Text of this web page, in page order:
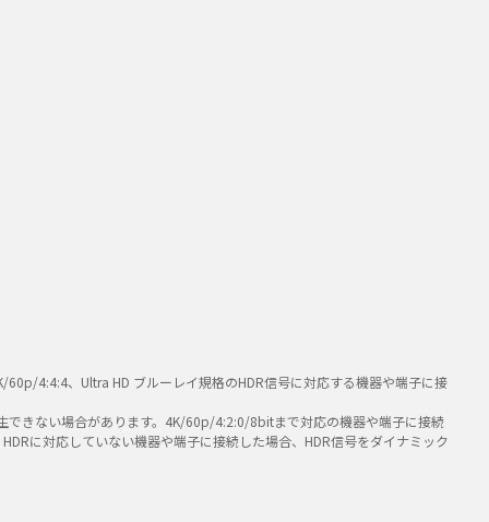
4:4:4、Ultra HD ブルーレイ規格のHDR信号に対応する機器や端子に接
できない場合があります。4K/60p/4:2:0/8bitまで対応の機器や端子に接続
に対応していない機器や端子に接続した場合、HDR信号をダイナミック